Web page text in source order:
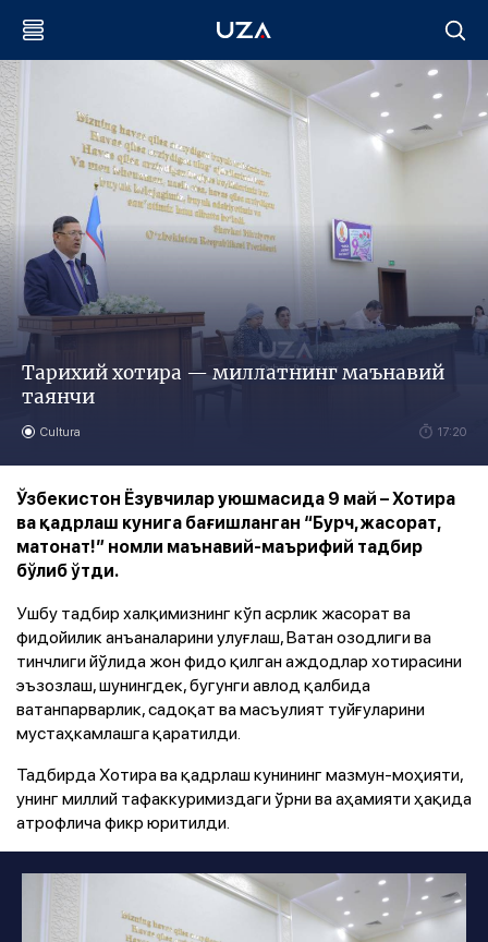
Тарихий хотира — миллатнинг маънавий
таянчи
Cultura 17:20
Ўзбекистон Ёзувчилар уюшмасида 9 май – Хотира
ва қадрлаш кунига бағишланган “Бурч, жасорат,
матонат!” номли маънавий-маърифий тадбир
бўлиб ўтди.
Ушбу тадбир халқимизнинг кўп асрлик жасорат ва
фидойилик анъаналарини улуғлаш, Ватан озодлиги ва
тинчлиги йўлида жон фидо қилган аждодлар хотирасини
эъзозлаш, шунингдек, бугунги авлод қалбида
ватанпарварлик, садоқат ва масъулият туйғуларини
мустаҳкамлашга қаратилди.
Тадбирда Хотира ва қадрлаш кунининг мазмун-моҳияти,
унинг миллий тафаккуримиздаги ўрни ва аҳамияти ҳақида
атрофлича фикр юритилди.